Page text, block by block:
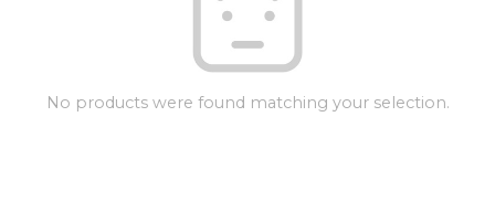
No products were found matching your selection.